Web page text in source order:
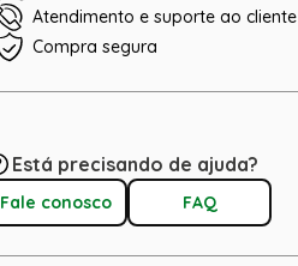
Atendimento e suporte ao cliente
Compra segura
Está precisando de ajuda?
Fale conosco FAQ